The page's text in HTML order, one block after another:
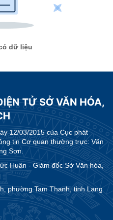
dữ liệu
TỬ SỞ VĂN HÓA,
12/03/2015 của Cục phát
tin Cơ quan thường trực: Văn
Sơn.
Huân - Giám đốc Sở Văn hóa,
phường Tam Thanh, tỉnh Lạng